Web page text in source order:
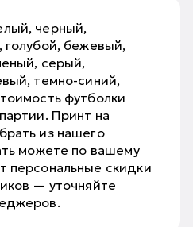
черный,
голубой, бежевый,
серый,
темно-синий,
футболки
Принт на
из нашего
можете по вашему
персональные скидки
— уточняйте